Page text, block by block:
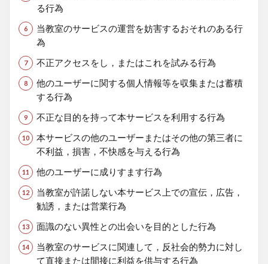
る行為
当教室のサービスの運営を妨害するおそれのある行
為
不正アクセスをし，またはこれを試みる行為
他のユーザーに関する個人情報等を収集または蓄積
する行為
不正な目的を持って本サービスを利用する行為
本サービスの他のユーザーまたはその他の第三者に
不利益，損害，不快感を与える行為
他のユーザーに成りすます行為
当教室が許諾しない本サービス上での宣伝，広告，
勧誘，または営業行為
面識のない異性との出会いを目的とした行為
当教室のサービスに関連して，反社会的勢力に対し
て直接または間接に利益を供与する行為